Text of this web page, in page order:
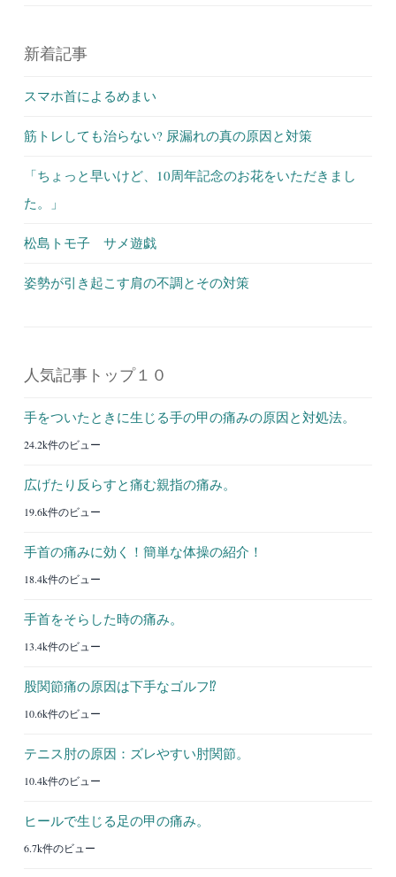
新着記事
スマホ首によるめまい
筋トレしても治らない? 尿漏れの真の原因と対策
「ちょっと早いけど、10周年記念のお花をいただきまし
た。」
松島トモ子 サメ遊戯
姿勢が引き起こす肩の不調とその対策
人気記事トップ１０
手をついたときに生じる手の甲の痛みの原因と対処法。
24.2k件のビュー
広げたり反らすと痛む親指の痛み。
19.6k件のビュー
手首の痛みに効く！簡単な体操の紹介！
18.4k件のビュー
手首をそらした時の痛み。
13.4k件のビュー
股関節痛の原因は下手なゴルフ⁉︎
10.6k件のビュー
テニス肘の原因：ズレやすい肘関節。
10.4k件のビュー
ヒールで生じる足の甲の痛み。
6.7k件のビュー